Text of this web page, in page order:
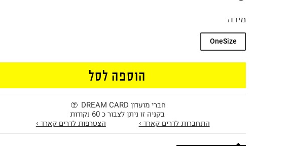
מידה
OneSize
הוספה לסל
חברי מועדון DREAM CARD
בקניה זו ניתן לצבור כ 60 נקודות
התחברות לדרים קארד ›
הצטרפות לדרים קארד ›